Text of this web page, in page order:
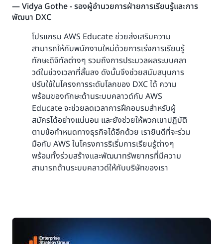
— Vidya Gothe - รองผู้อำนวยการฝ่ายการเรียนรู้และการ
พัฒนา DXC
โปรแกรม AWS Educate ช่วยส่งเสริมความ
สามารถให้กับพนักงานใหม่ด้วยการเร่งการเรียนรู้
ทักษะดิจิทัลต่างๆ รวมถึงการประมวลผลระบบคลา
วด์ในช่วงเวลาที่สั้นลง ดังนั้นจึงช่วยสนับสนุนการ
ปรับใช้ในโครงการระดับโลกของ DXC ได้ ความ
พร้อมของทักษะด้านระบบคลาวด์กับ AWS
Educate จะช่วยลดเวลาการฝึกอบรมสำหรับผู้
สมัครได้อย่างแน่นอน และยังช่วยให้พวกเขาปฏิบัติ
ตามข้อกำหนดทางธุรกิจได้อีกด้วย เรายินดีที่จะร่วม
มือกับ AWS ในโครงการริเริ่มการเรียนรู้ต่างๆ
พร้อมทั้งร่วมสร้างและพัฒนาทรัพยากรที่มีความ
สามารถด้านระบบคลาวด์ให้กับบริษัทของเรา